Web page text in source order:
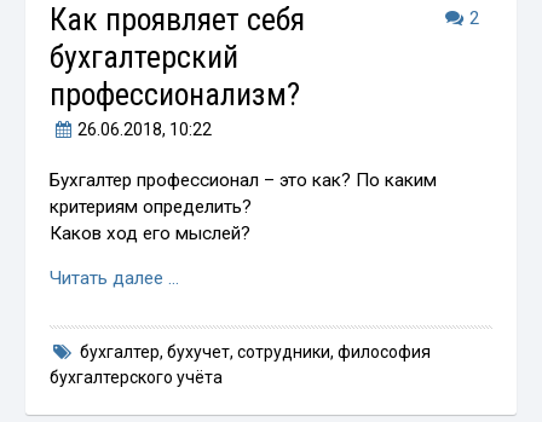
2
Как проявляет себя
бухгалтерский
профессионализм?
26.06.2018, 10:22
Бухгалтер профессионал – это как? По каким
критериям определить?
Каков ход его мыслей?
Читать далее …
бухгалтер, бухучет, сотрудники, философия
бухгалтерского учёта